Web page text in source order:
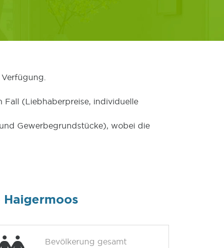
Fall (Liebhaberpreise, individuelle
Gewerbegrundstücke), wobei die
Bevölkerung gesamt